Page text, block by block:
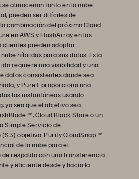
se almacenan tanto en la nube
pueden ser difíciles de
combinación del próximo Cloud
en AWS y FlashArray en las
clientes pueden adoptar
híbridas para sus datos. Esta
requiere una visibilidad y una
datos consistentes donde sea
y Pure1 proporciona una
las instantáneas usando
ya sea que el objetivo sea
™, Cloud Block Store o un
Simple Servicio de
objetivo. Purity CloudSnap ™
de la nube para el
respaldo con una transferencia
y eficiente desde y hacia la